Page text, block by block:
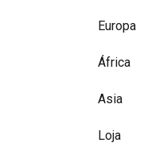
Europa
África
Asia
Loja